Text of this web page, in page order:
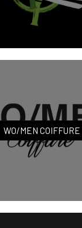
WO/MEN COIFFURE